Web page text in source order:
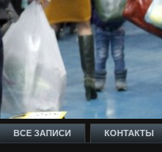
ВСЕ ЗАПИСИ КОНТАКТЫ